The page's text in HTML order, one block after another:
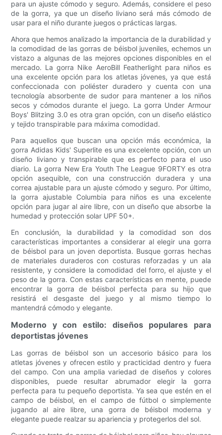
para un ajuste cómodo y seguro. Además, considere el peso
de la gorra, ya que un diseño liviano será más cómodo de
usar para el niño durante juegos o prácticas largas.
Ahora que hemos analizado la importancia de la durabilidad y
la comodidad de las gorras de béisbol juveniles, echemos un
vistazo a algunas de las mejores opciones disponibles en el
mercado. La gorra Nike AeroBill Featherlight para niños es
una excelente opción para los atletas jóvenes, ya que está
confeccionada con poliéster duradero y cuenta con una
tecnología absorbente de sudor para mantener a los niños
secos y cómodos durante el juego. La gorra Under Armour
Boys' Blitzing 3.0 es otra gran opción, con un diseño elástico
y tejido transpirable para máxima comodidad.
Para aquellos que buscan una opción más económica, la
gorra Adidas Kids' Superlite es una excelente opción, con un
diseño liviano y transpirable que es perfecto para el uso
diario. La gorra New Era Youth The League 9FORTY es otra
opción asequible, con una construcción duradera y una
correa ajustable para un ajuste cómodo y seguro. Por último,
la gorra ajustable Columbia para niños es una excelente
opción para jugar al aire libre, con un diseño que absorbe la
humedad y protección solar UPF 50+.
En conclusión, la durabilidad y la comodidad son dos
características importantes a considerar al elegir una gorra
de béisbol para un joven deportista. Busque gorras hechas
de materiales duraderos con costuras reforzadas y un ala
resistente, y considere la comodidad del forro, el ajuste y el
peso de la gorra. Con estas características en mente, puede
encontrar la gorra de béisbol perfecta para su hijo que
resistirá el desgaste del juego y al mismo tiempo lo
mantendrá cómodo y elegante.
Moderno y con estilo: diseños populares para
deportistas jóvenes
Las gorras de béisbol son un accesorio básico para los
atletas jóvenes y ofrecen estilo y practicidad dentro y fuera
del campo. Con una amplia variedad de diseños y colores
disponibles, puede resultar abrumador elegir la gorra
perfecta para tu pequeño deportista. Ya sea que estén en el
campo de béisbol, en el campo de fútbol o simplemente
jugando al aire libre, una gorra de béisbol moderna y
elegante puede realzar su apariencia y protegerlos del sol.